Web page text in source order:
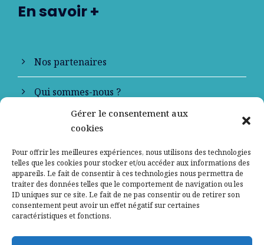
Gérer le consentement aux
cookies
Pour offrir les meilleures expériences, nous utilisons des technologies
telles que les cookies pour stocker et/ou accéder aux informations des
appareils. Le fait de consentir à ces technologies nous permettra de
traiter des données telles que le comportement de navigation ou les
ID uniques sur ce site. Le fait de ne pas consentir ou de retirer son
consentement peut avoir un effet négatif sur certaines
caractéristiques et fonctions.
En savoir +
Nos partenaires
Qui sommes-nous ?
Contactez-nous
Mentions légales
Politique de confidentialité